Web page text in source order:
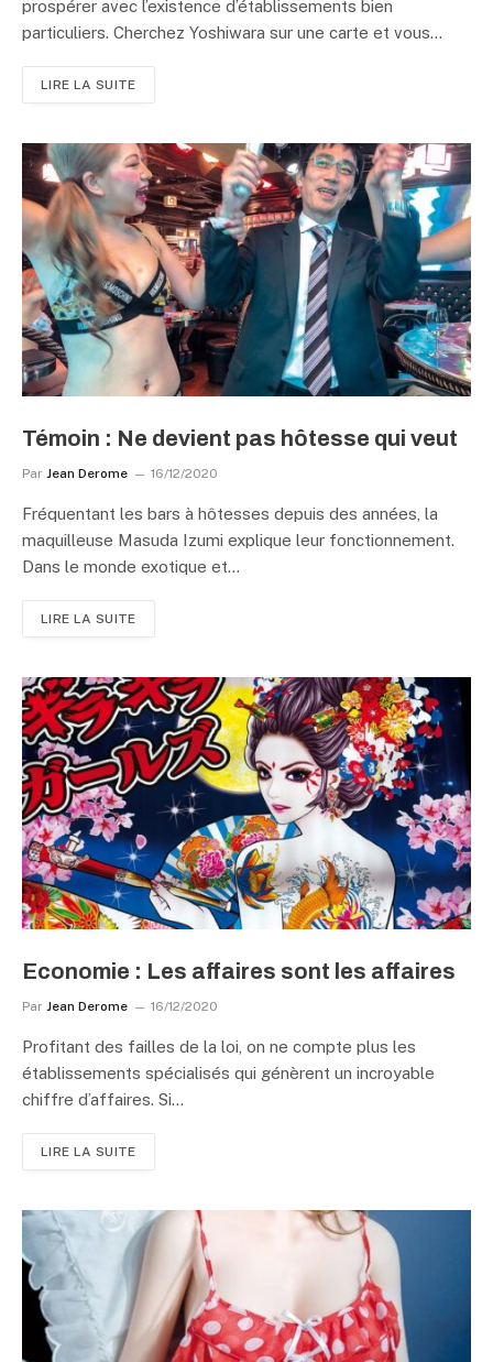
prospérer avec l’existence d’établissements bien
particuliers. Cherchez Yoshiwara sur une carte et vous…
LIRE LA SUITE
Témoin : Ne devient pas hôtesse qui veut
Par Jean Derome 16/12/2020
Fréquentant les bars à hôtesses depuis des années, la
maquilleuse Masuda Izumi explique leur fonctionnement.
Dans le monde exotique et…
LIRE LA SUITE
Economie : Les affaires sont les affaires
Par Jean Derome 16/12/2020
Profitant des failles de la loi, on ne compte plus les
établissements spécialisés qui génèrent un incroyable
chiffre d’affaires. Si…
LIRE LA SUITE